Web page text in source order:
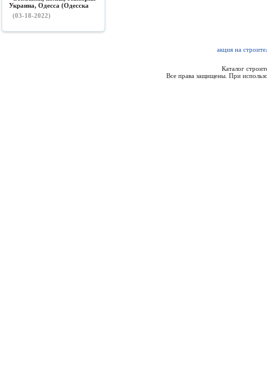
Украина, Одесса (Одесска
(03-18-2022)
акция на
Каталог
Все права защищены. При